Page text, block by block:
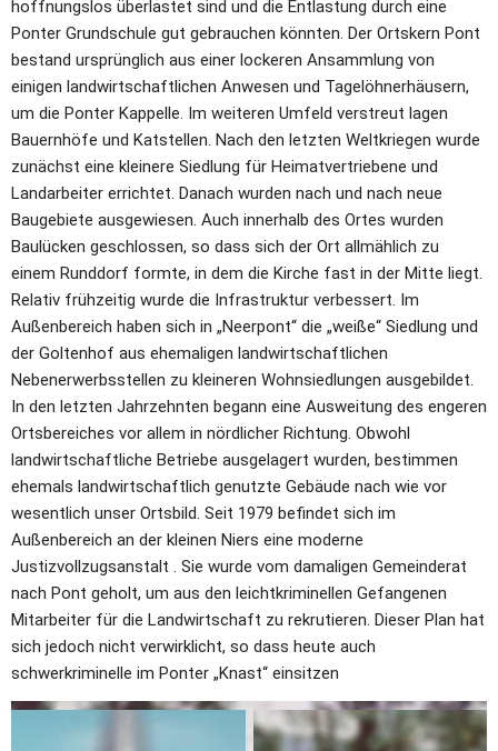
hoffnungslos überlastet sind und die Entlastung durch eine
Ponter Grundschule gut gebrauchen könnten. Der Ortskern Pont
bestand ursprünglich aus einer lockeren Ansammlung von
einigen landwirtschaftlichen Anwesen und Tagelöhnerhäusern,
um die Ponter Kappelle. Im weiteren Umfeld verstreut lagen
Bauernhöfe und Katstellen. Nach den letzten Weltkriegen wurde
zunächst eine kleinere Siedlung für Heimatvertriebene und
Landarbeiter errichtet. Danach wurden nach und nach neue
Baugebiete ausgewiesen. Auch innerhalb des Ortes wurden
Baulücken geschlossen, so dass sich der Ort allmählich zu
einem Runddorf formte, in dem die Kirche fast in der Mitte liegt.
Relativ frühzeitig wurde die Infrastruktur verbessert. Im
Außenbereich haben sich in „Neerpont“ die „weiße“ Siedlung und
der Goltenhof aus ehemaligen landwirtschaftlichen
Nebenerwerbsstellen zu kleineren Wohnsiedlungen ausgebildet.
In den letzten Jahrzehnten begann eine Ausweitung des engeren
Ortsbereiches vor allem in nördlicher Richtung. Obwohl
landwirtschaftliche Betriebe ausgelagert wurden, bestimmen
ehemals landwirtschaftlich genutzte Gebäude nach wie vor
wesentlich unser Ortsbild. Seit 1979 befindet sich im
Außenbereich an der kleinen Niers eine moderne
Justizvollzugsanstalt . Sie wurde vom damaligen Gemeinderat
nach Pont geholt, um aus den leichtkriminellen Gefangenen
Mitarbeiter für die Landwirtschaft zu rekrutieren. Dieser Plan hat
sich jedoch nicht verwirklicht, so dass heute auch
schwerkriminelle im Ponter „Knast“ einsitzen